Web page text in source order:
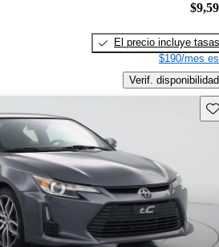
El precio incluye tasas
$190/mes
Verif. disponibilidad